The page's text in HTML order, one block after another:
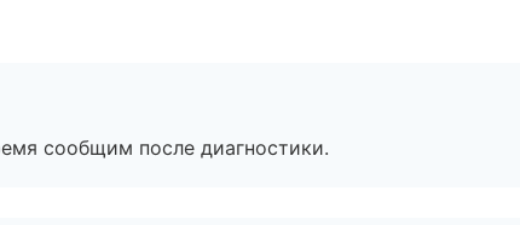
сообщим после диагностики.